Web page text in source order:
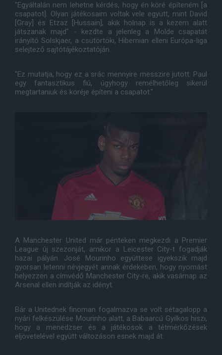
"Egyáltalán nem lehetne kérdés, hogy én köré építeném [a
csapatot]. Olyan játékosaim voltak vele együtt, mint David
[Gray] és Etzaz [Hussain], akik holnap is a kezem alatt
játszanak majd" - kezdte a jelenleg a Molde csapatát
irányító Solskjaer, a csütörtöki, Hibernian elleni Európa-liga
selejtező sajtótájékoztatóján.
"Ez mutatja, hogy ez a srác mennyire messzire jutott. Paul
egy fantasztikus fiú, úgyhogy remélhetőleg sikerül
megtartaniuk és köréje építeni a csapatot."
A Manchester United már pénteken megkezdi a Premier
League új szezonját, amikor a Leicester City-t fogadják
hazai pályán. José Mourinho együttese igyekszik majd
gyorsan letenni névjegyét annak érdekében, hogy nyomást
helyezzen a címvédő Manchester City-re, akik vasárnap az
Arsenal ellen indítják az idényt.
Bár a Unitednek finoman fogalmazva se volt sétagalopp a
nyári felkészülése Mourinho alatt, a Babaarcú Gyilkos hiszi,
hogy a menedzser és a játékosok a tétmérkőzések
eljövetelével együtt változáson esnek majd át.